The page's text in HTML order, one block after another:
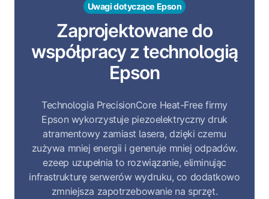
Uwagi dotyczące Epson
Zaprojektowane do
współpracy z technologią
Epson
Technologia PrecisionCore Heat-Free firmy
Epson wykorzystuje piezoelektryczny druk
atramentowy zamiast lasera, dzięki czemu
zużywa mniej energii i generuje mniej odpadów.
ezeep uzupełnia to rozwiązanie, eliminując
infrastrukturę serwerów wydruku, co dodatkowo
zmniejsza zapotrzebowanie na sprzęt.